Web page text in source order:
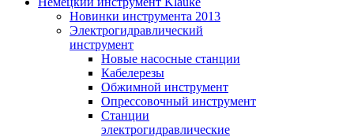
Новинки инструмента 2013
Электрогидравлический
инструмент
Новые насосные станции
Кабелерезы
Обжимной инструмент
Опрессовочный инструмент
Станции
электрогидравлические